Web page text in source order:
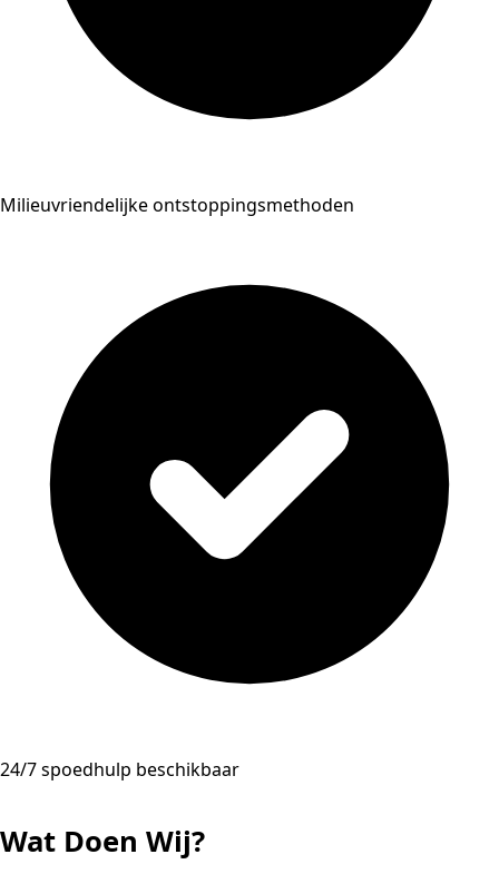
Milieuvriendelijke ontstoppingsmethoden
24/7 spoedhulp beschikbaar
Wat Doen Wij?